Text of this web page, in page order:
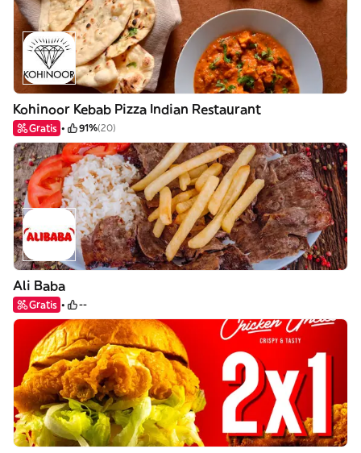
Kohinoor Kebab Pizza Indian Restaurant
Gratis 91%(20)
Ali Baba
Gratis --